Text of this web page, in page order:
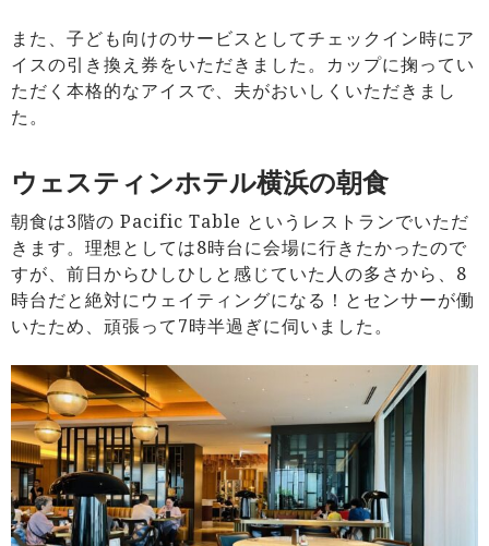
また、子ども向けのサービスとしてチェックイン時にア
イスの引き換え券をいただきました。カップに掬ってい
ただく本格的なアイスで、夫がおいしくいただきまし
た。
ウェスティンホテル横浜の朝食
朝食は3階の Pacific Table というレストランでいただ
きます。理想としては8時台に会場に行きたかったので
すが、前日からひしひしと感じていた人の多さから、8
時台だと絶対にウェイティングになる！とセンサーが働
いたため、頑張って7時半過ぎに伺いました。